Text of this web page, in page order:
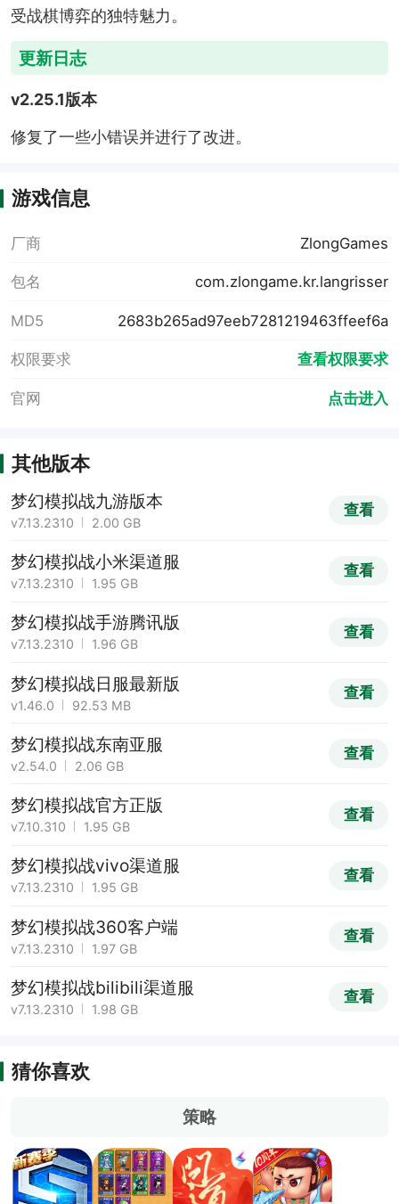
受战棋博弈的独特魅力。
更新日志
v2.25.1版本
修复了一些小错误并进行了改进。
游戏信息
厂商 ZlongGames
包名 com.zlongame.kr.langrisser
MD5 2683b265ad97eeb7281219463ffeef6a
权限要求 查看权限要求
官网 点击进入
其他版本
梦幻模拟战九游版本
v7.13.2310 2.00 GB
查看
梦幻模拟战小米渠道服
v7.13.2310 1.95 GB
查看
梦幻模拟战手游腾讯版
v7.13.2310 1.96 GB
查看
梦幻模拟战日服最新版
v1.46.0 92.53 MB
查看
梦幻模拟战东南亚服
v2.54.0 2.06 GB
查看
梦幻模拟战官方正版
v7.10.310 1.95 GB
查看
梦幻模拟战vivo渠道服
v7.13.2310 1.95 GB
查看
梦幻模拟战360客户端
v7.13.2310 1.97 GB
查看
梦幻模拟战bilibili渠道服
v7.13.2310 1.98 GB
查看
猜你喜欢
策略